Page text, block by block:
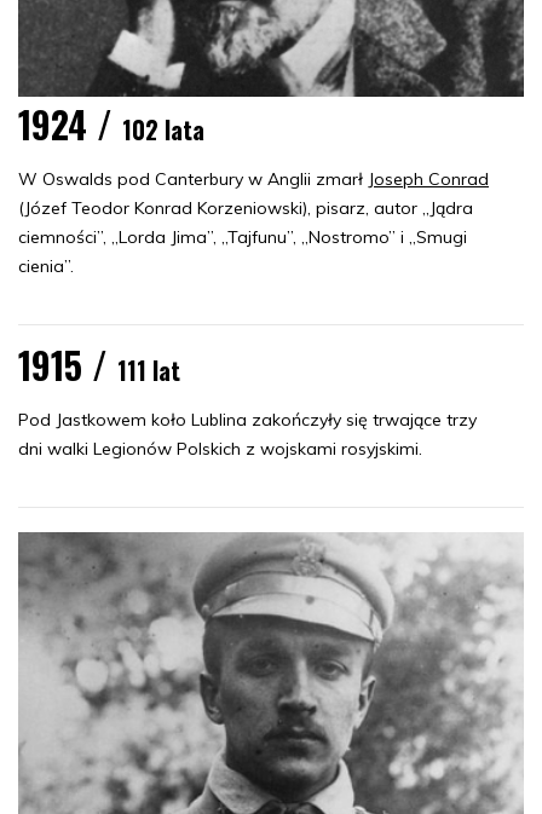
1924 / 102 lata
W Oswalds pod Canterbury w Anglii zmarł Joseph Conrad
(Józef Teodor Konrad Korzeniowski), pisarz, autor „Jądra
ciemności”, „Lorda Jima”, „Tajfunu”, „Nostromo” i „Smugi
cienia”.
1915 / 111 lat
Pod Jastkowem koło Lublina zakończyły się trwające trzy
dni walki Legionów Polskich z wojskami rosyjskimi.